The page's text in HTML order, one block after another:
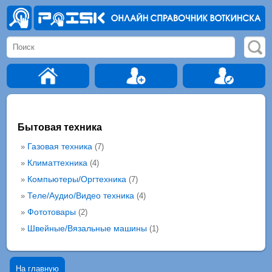
Бытовая техника
» Газовая техника (7)
» Климаттехника (4)
» Компьютеры/Оргтехника (7)
» Теле/Аудио/Видео техника (4)
» Фототовары(2)
» Швейные/Вязальные машины(1)
На главную